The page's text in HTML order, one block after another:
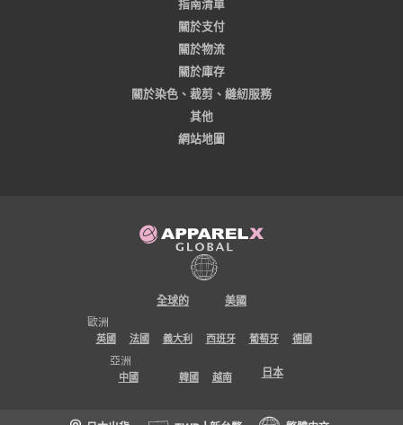
指南清單
關於支付
關於物流
關於庫存
關於染色、裁剪、縫紉服務
其他
網站地圖
全球的
美國
歐洲
英國 法國 義大利 西班牙 葡萄牙 德國
亞洲
中國 韓國 越南 日本